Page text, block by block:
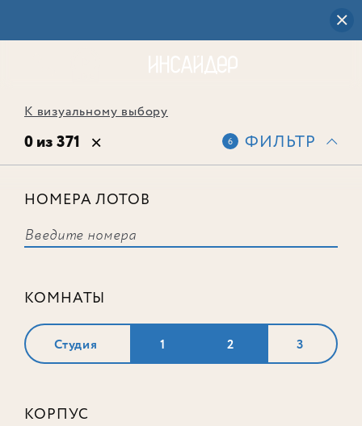
К визуальному выбору
0 из 371 6 ФИЛЬТР
НОМЕРА ЛОТОВ
КОМНАТЫ
Студия 1 2 3
КОРПУС
соответствует ни одного лота